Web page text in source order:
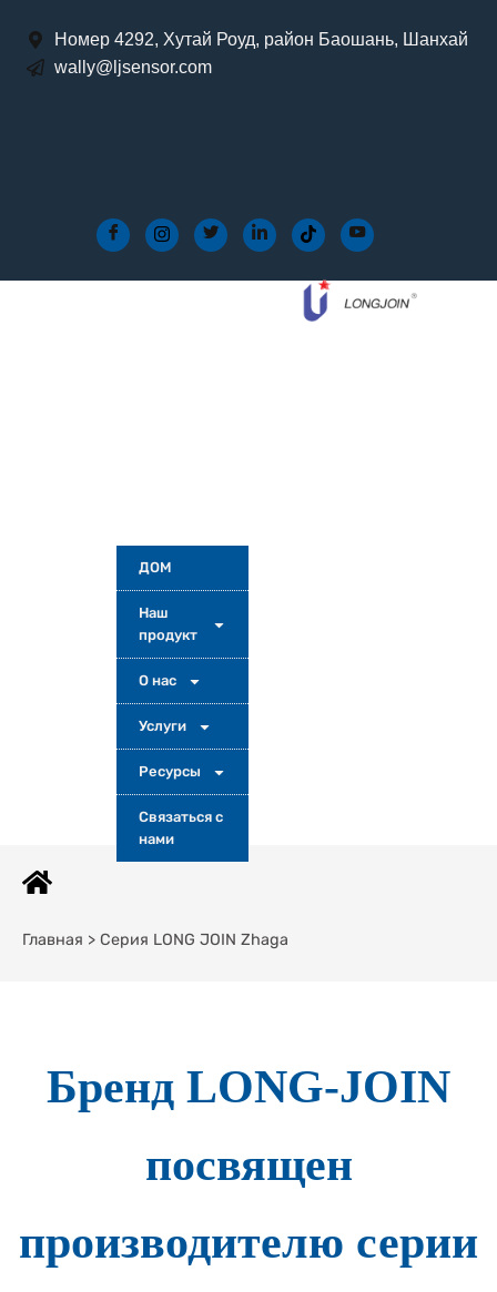
Номер 4292, Хутай Роуд, район Баошань, Шанхай
wally@ljsensor.com
ДОМ
Наш
продукт
О нас
Услуги
Ресурсы
Связаться с
нами
Главная > Серия LONG JOIN Zhaga
Бренд LONG-JOIN
посвящен
производителю серии